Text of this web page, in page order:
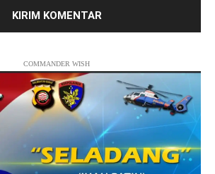
COMMANDER WISH